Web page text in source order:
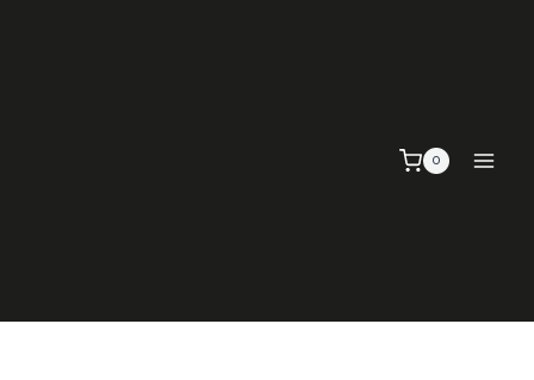
0